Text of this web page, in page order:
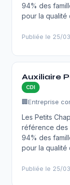
94% des
pour la qualité
Publiée le 25/
Auxiliaire
CDI
🏢Entreprise
Les Petits
référence des
94% des
pour la qualité
Publiée le 25/